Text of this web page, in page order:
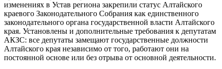
изменениях в Устав региона закрепили статус Алтайского
краевого Законодательного Собрания как единственного
законодательного органа государственной власти Алтайского
края. Установлены и дополнительные требования к депутатам
АКЗС: все депутаты замещают государственные должности
Алтайского края независимо от того, работают они на
постоянной основе или без отрыва от основной деятельности.